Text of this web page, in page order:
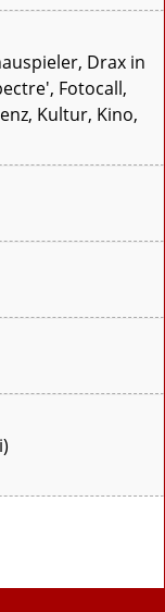
Drax in
Fotocall,
Kultur, Kino,